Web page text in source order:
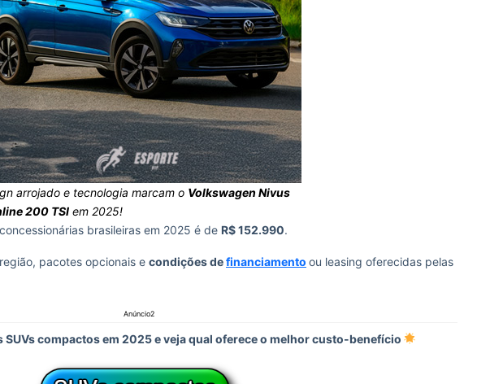
arrojado e tecnologia marcam o Volkswagen Nivus
200 TSIem 2025!
brasileiras em 2025 é de R$ 152.990.
pacotes opcionais e condições definanciamento ou leasing oferecidas pelas
Anúncio2
compactos em 2025 e veja qual oferece o melhor custo-benefício